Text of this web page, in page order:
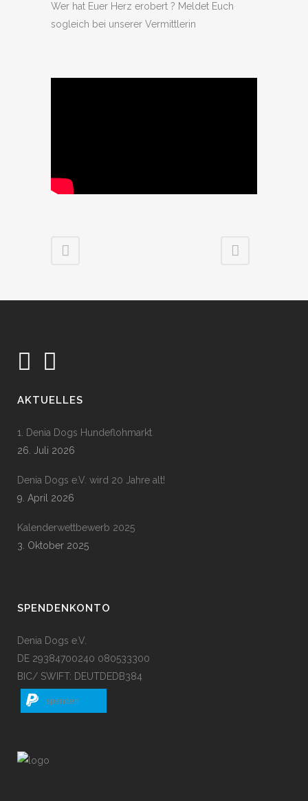
Wer hat Euer Herz erobert ? Meldet Euch
sogleich bei unserer Vermittlerin
AKTUELLES
1. Denia Dogs Hundeflohmarkt
26. Juli 2026
Denia Dogs e.V. wird 20 Jahre alt!
9. April 2026
Kalenderwettbewerb 2025
3. Oktober 2025
SPENDENKONTO
Denia Dogs e.V.
DE 29384700240 080533300
BIC/ SWIFT: DEUTDEDB384
spenden